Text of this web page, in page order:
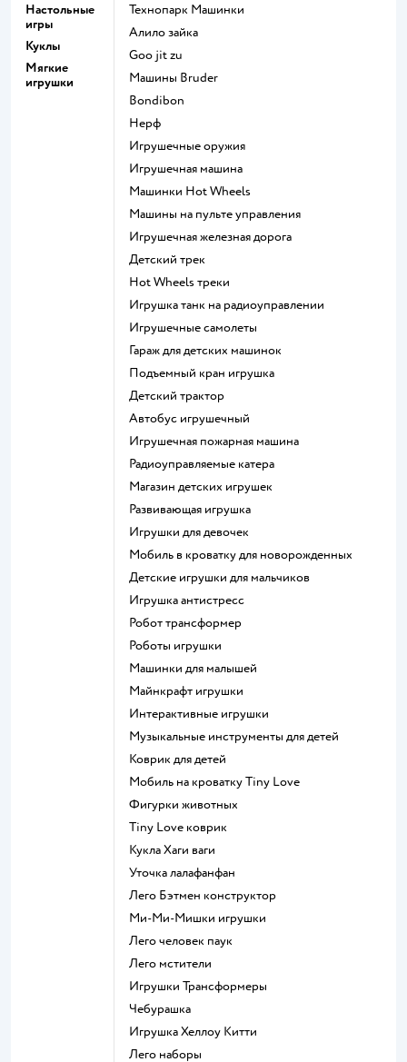
Настольные
игры
Куклы
Мягкие
игрушки
Технопарк Машинки
Алило зайка
Goo jit zu
Машины Bruder
Bondibon
Нерф
Игрушечные оружия
Игрушечная машина
Машинки Hot Wheels
Машины на пульте управления
Игрушечная железная дорога
Детский трек
Hot Wheels треки
Игрушка танк на радиоуправлении
Игрушечные самолеты
Гараж для детских машинок
Подъемный кран игрушка
Детский трактор
Автобус игрушечный
Игрушечная пожарная машина
Радиоуправляемые катера
Магазин детских игрушек
Развивающая игрушка
Игрушки для девочек
Мобиль в кроватку для новорожденных
Детские игрушки для мальчиков
Игрушка антистресс
Робот трансформер
Роботы игрушки
Машинки для малышей
Майнкрафт игрушки
Интерактивные игрушки
Музыкальные инструменты для детей
Коврик для детей
Мобиль на кроватку Tiny Love
Фигурки животных
Tiny Love коврик
Кукла Хаги ваги
Уточка лалафанфан
Лего Бэтмен конструктор
Ми-Ми-Мишки игрушки
Лего человек паук
Лего мстители
Игрушки Трансформеры
Чебурашка
Игрушка Хеллоу Китти
Лего наборы